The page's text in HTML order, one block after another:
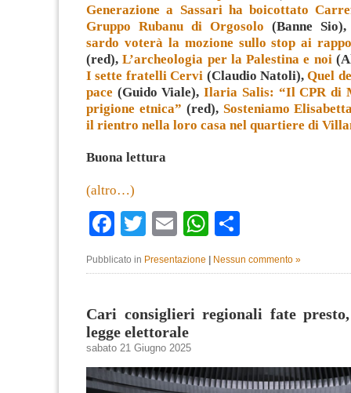
Generazione a Sassari ha boicottato
Gruppo Rubanu di Orgosolo (Banne
sardo voterà la mozione sullo stop ai
(red),L’archeologia per la Palestina e noi
I sette fratelli Cervi (Claudio Natoli),Quel
pace (Guido Viale),Ilaria Salis: “Il CPR di
prigione etnica” (red), Sosteniamo
il rientro nella loro casa nel quartiere di
Buona lettura
(altro…)
Facebook
Twitter
EmailWhatsApp
Pubblicato in Presentazione | Nessun commento »
Cari consiglieri regionali fate
legge elettorale
sabato 21 Giugno 2025